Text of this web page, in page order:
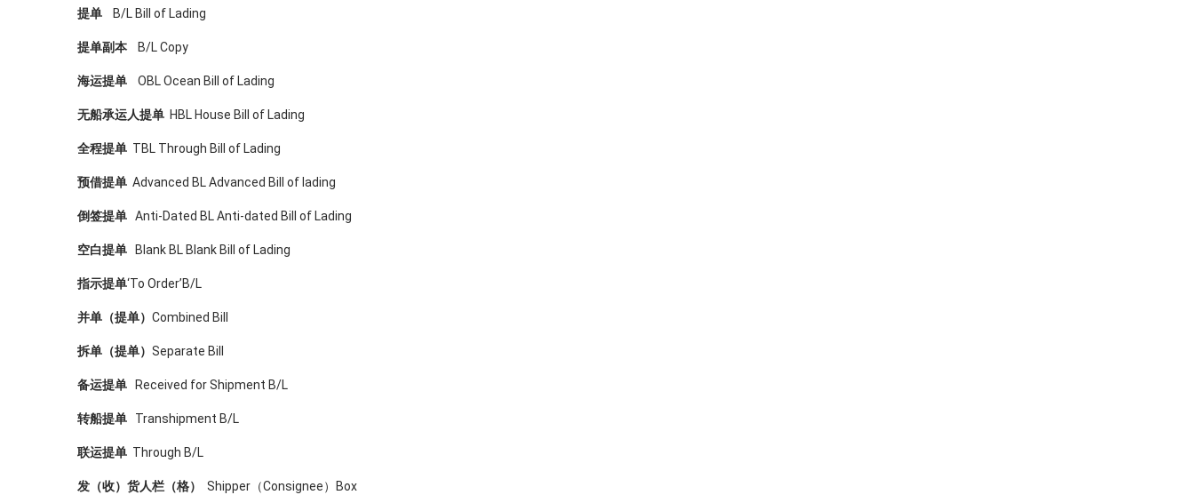
提单 B/L Bill of Lading
提单副本 B/L Copy
海运提单 OBL Ocean Bill of Lading
无船承运人提单 HBL House Bill of Lading
全程提单 TBL Through Bill of Lading
预借提单 Advanced BL Advanced Bill of lading
倒签提单 Anti-Dated BL Anti-dated Bill of Lading
空白提单 Blank BL Blank Bill of Lading
指示提单‘To Order’B/L
并单（提单） Combined Bill
拆单（提单） Separate Bill
备运提单 Received for Shipment B/L
转船提单 Transhipment B/L
联运提单 Through B/L
发（收）货人栏（格） Shipper（Consignee）Box